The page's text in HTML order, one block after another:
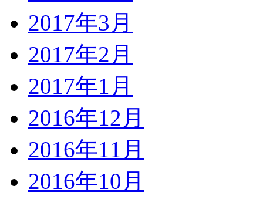
2017年3月
2017年2月
2017年1月
2016年12月
2016年11月
2016年10月